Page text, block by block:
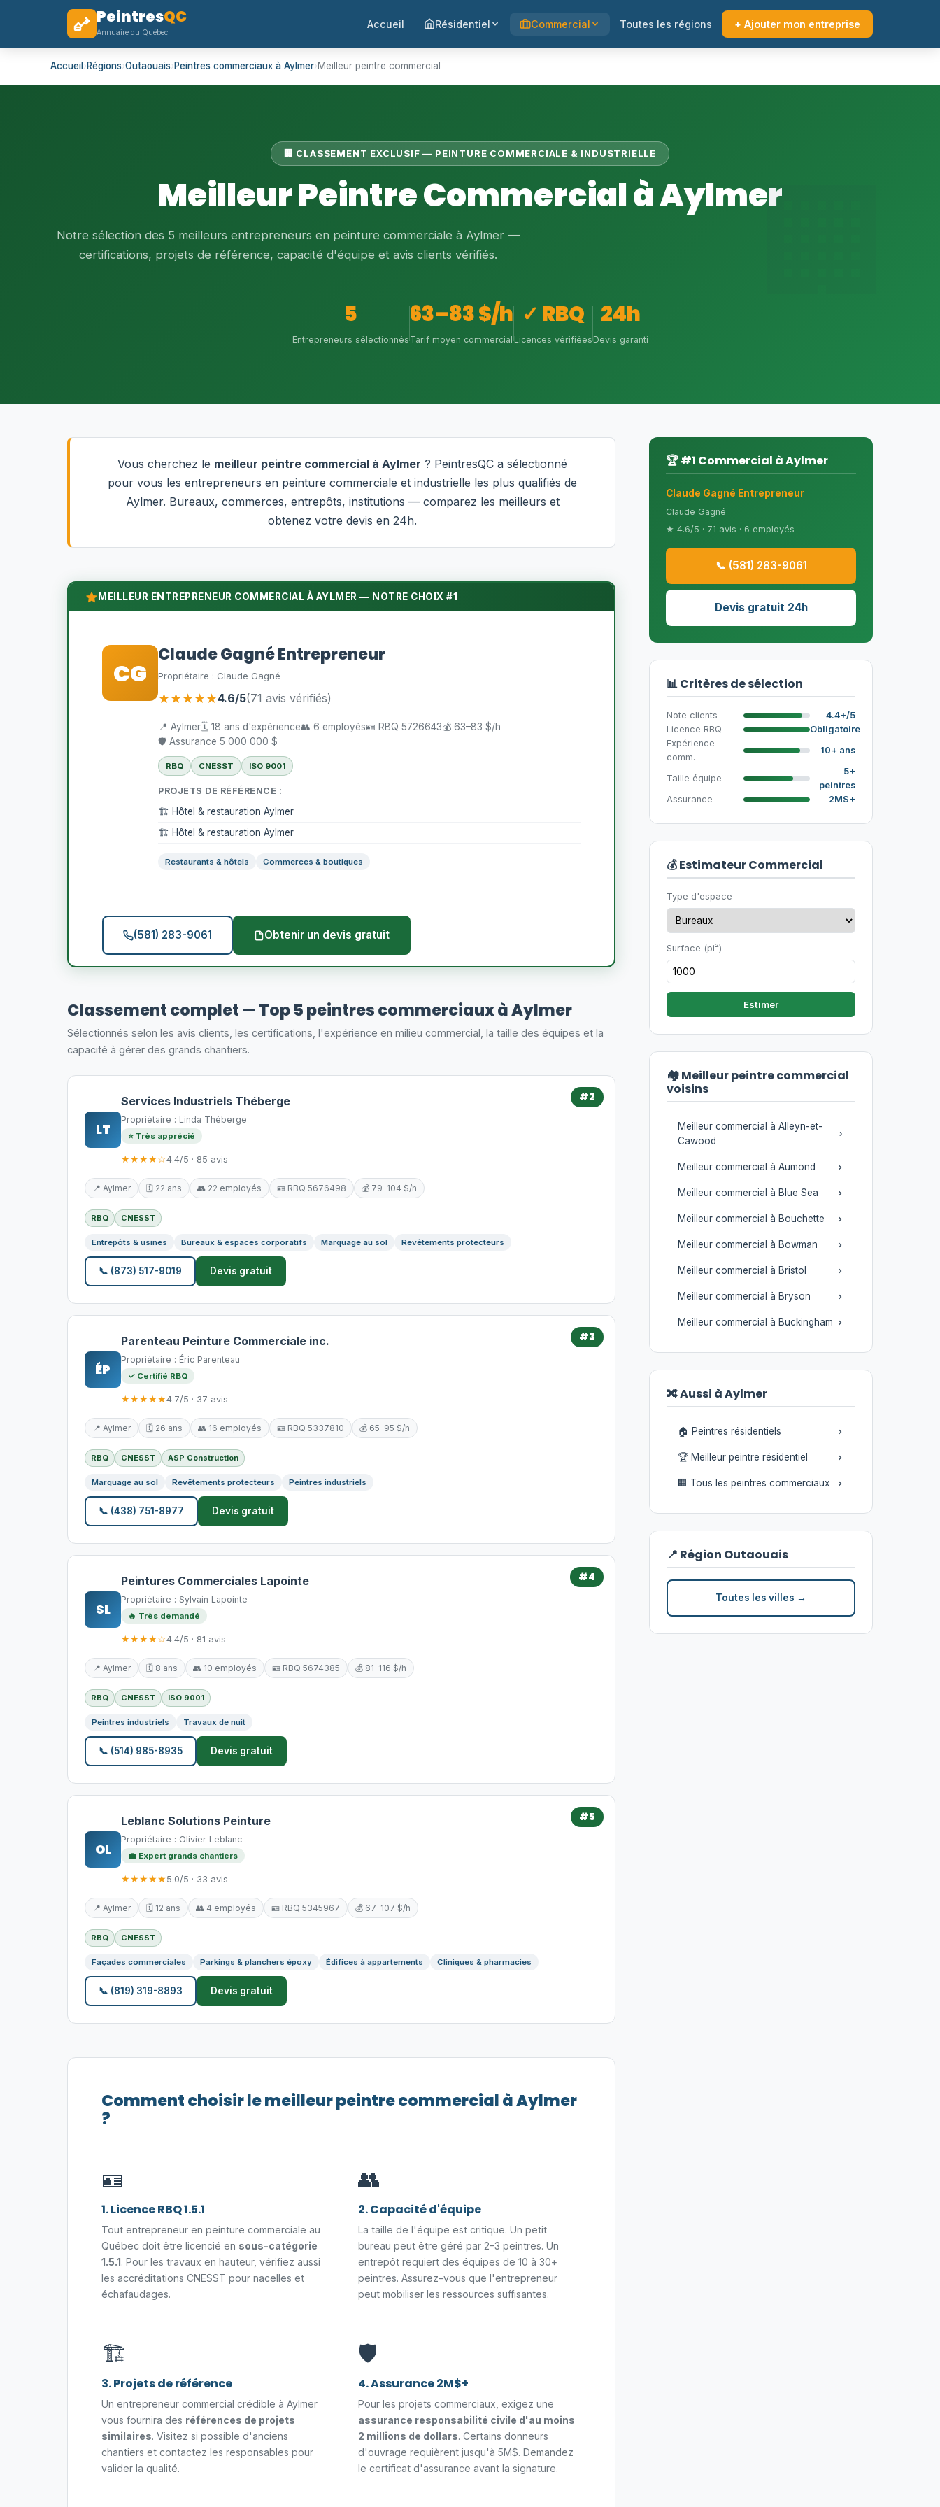
PeintresQC
Annuaire du Québec
Accueil Résidentiel Commercial Toutes les régions + Ajouter mon entreprise
Accueil ›Régions›Outaouais›Peintres commerciaux à Aylmer›Meilleur peintre commercial
🏢 CLASSEMENT EXCLUSIF — PEINTURE COMMERCIALE & INDUSTRIELLE
Meilleur Peintre Commercial à Aylmer
Notre sélection des 5 meilleurs entrepreneurs en peinture commerciale à Aylmer —
certifications, projets de référence, capacité d'équipe et avis clients vérifiés.
5
Entrepreneurs sélectionnés
63–83 $/h
Tarif moyen commercial
✓ RBQ
Licences vérifiées
24h
Devis garanti
Vous cherchez le meilleur peintre commercial à Aylmer ? PeintresQC a sélectionné
pour vous les entrepreneurs en peinture commerciale et industrielle les plus qualifiés de
Aylmer. Bureaux, commerces, entrepôts, institutions — comparez les meilleurs et
obtenez votre devis en 24h.
MEILLEUR ENTREPRENEUR COMMERCIAL À AYLMER — NOTRE CHOIX #1
CG
Claude Gagné Entrepreneur
Propriétaire : Claude Gagné
★★★★★4.6/5(71 avis vérifiés)
📍 Aylmer🗓️ 18 ans d'expérience👥 6 employés🪪 RBQ 5726643💰 63–83 $/h
🛡️ Assurance 5 000 000 $
RBQ CNESST ISO 9001
PROJETS DE RÉFÉRENCE :
🏗️ Hôtel & restauration Aylmer
🏗️ Hôtel & restauration Aylmer
Restaurants & hôtels Commerces & boutiques
(581) 283-9061 Obtenir un devis gratuit
Classement complet — Top 5 peintres commerciaux à Aylmer
Sélectionnés selon les avis clients, les certifications, l'expérience en milieu commercial, la taille des équipes et la
capacité à gérer des grands chantiers.
#2
LT
Services Industriels Théberge
Propriétaire : Linda Théberge
⭐ Très apprécié
★★★★☆4.4/5 · 85 avis
📍 Aylmer 🗓️ 22 ans 👥 22 employés 🪪 RBQ 5676498 💰 79–104 $/h
RBQ CNESST
Entrepôts & usines Bureaux & espaces corporatifs Marquage au sol Revêtements protecteurs
📞 (873) 517-9019 Devis gratuit
#3
ÉP
Parenteau Peinture Commerciale inc.
Propriétaire : Éric Parenteau
✓ Certifié RBQ
★★★★★4.7/5 · 37 avis
📍 Aylmer 🗓️ 26 ans 👥 16 employés 🪪 RBQ 5337810 💰 65–95 $/h
RBQ CNESST ASP Construction
Marquage au sol Revêtements protecteurs Peintres industriels
📞 (438) 751-8977 Devis gratuit
#4
SL
Peintures Commerciales Lapointe
Propriétaire : Sylvain Lapointe
🔥 Très demandé
★★★★☆4.4/5 · 81 avis
📍 Aylmer 🗓️ 8 ans 👥 10 employés 🪪 RBQ 5674385 💰 81–116 $/h
RBQ CNESST ISO 9001
Peintres industriels Travaux de nuit
📞 (514) 985-8935 Devis gratuit
#5
OL
Leblanc Solutions Peinture
Propriétaire : Olivier Leblanc
💼 Expert grands chantiers
★★★★★5.0/5 · 33 avis
📍 Aylmer 🗓️ 12 ans 👥 4 employés 🪪 RBQ 5345967 💰 67–107 $/h
RBQ CNESST
Façades commerciales Parkings & planchers époxy Édifices à appartements Cliniques & pharmacies
📞 (819) 319-8893 Devis gratuit
Comment choisir le meilleur peintre commercial à Aylmer
?
🪪
1. Licence RBQ 1.5.1
Tout entrepreneur en peinture commerciale au
Québec doit être licencié en sous-catégorie
1.5.1. Pour les travaux en hauteur, vérifiez aussi
les accréditations CNESST pour nacelles et
échafaudages.
👥
2. Capacité d'équipe
La taille de l'équipe est critique. Un petit
bureau peut être géré par 2–3 peintres. Un
entrepôt requiert des équipes de 10 à 30+
peintres. Assurez-vous que l'entrepreneur
peut mobiliser les ressources suffisantes.
🏗️
3. Projets de référence
Un entrepreneur commercial crédible à Aylmer
vous fournira des références de projets
similaires. Visitez si possible d'anciens
chantiers et contactez les responsables pour
valider la qualité.
🛡️
4. Assurance 2M$+
Pour les projets commerciaux, exigez une
assurance responsabilité civile d'au moins
2 millions de dollars. Certains donneurs
d'ouvrage requièrent jusqu'à 5M$. Demandez
le certificat d'assurance avant la signature.
🏆 #1 Commercial à Aylmer
Claude Gagné Entrepreneur
Claude Gagné
★ 4.6/5 · 71 avis · 6 employés
📞 (581) 283-9061
Devis gratuit 24h
📊 Critères de sélection
Note clients
4.4+/5
Licence RBQ
Obligatoire
Expérience
comm.
10+ ans
Taille équipe
5+
peintres
Assurance
2M$+
💰 Estimateur Commercial
Type d'espace
Surface (pi²)
Estimer
🏘️ Meilleur peintre commercial
voisins
Meilleur commercial à Alleyn-et-
Cawood
Meilleur commercial à Aumond
Meilleur commercial à Blue Sea
Meilleur commercial à Bouchette
Meilleur commercial à Bowman
Meilleur commercial à Bristol
Meilleur commercial à Bryson
Meilleur commercial à Buckingham
🔀 Aussi à Aylmer
🏠 Peintres résidentiels
🏆 Meilleur peintre résidentiel
🏢 Tous les peintres commerciaux
📍 Région Outaouais
Toutes les villes →